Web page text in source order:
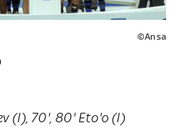
©Ansa
(I), 70', 80' Eto'o (I)